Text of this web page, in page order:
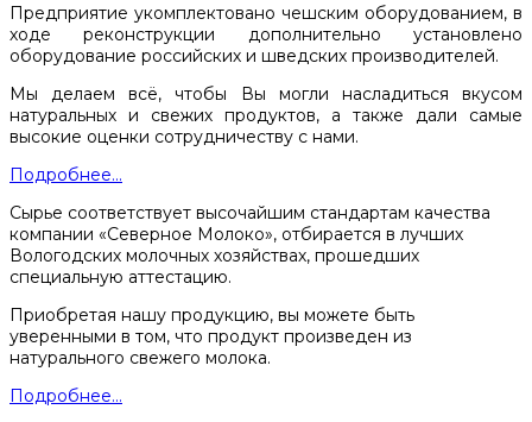
Предприятие укомплектовано чешским оборудованием, в
ходе реконструкции дополнительно установлено
оборудование российских и шведских производителей.
Мы делаем всё, чтобы Вы могли насладиться вкусом
натуральных и свежих продуктов, а также дали самые
высокие оценки сотрудничеству с нами.
Подробнее...
Сырье соответствует высочайшим стандартам качества
компании «Северное Молоко», отбирается в лучших
Вологодских молочных хозяйствах, прошедших
специальную аттестацию.
Приобретая нашу продукцию, вы можете быть
уверенными в том, что продукт произведен из
натурального свежего молока.
Подробнее...